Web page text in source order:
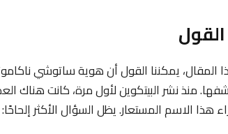
المقال، يمكننا القول أن هوية ساتوشي
منذ نشر البيتكوين لأول مرة، كانت هناك
هذا الاسم المستعار. يظل السؤال الأكثر